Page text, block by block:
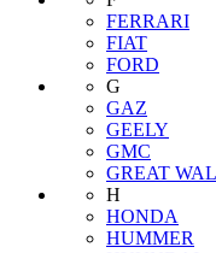
FERRARI
FIAT
FORD
G
GAZ
GEELY
GMC
GREAT
H
HONDA
HUMMER